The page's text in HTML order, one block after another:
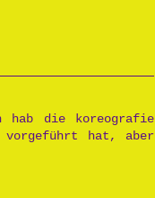
hab die koreografie
hat, aber